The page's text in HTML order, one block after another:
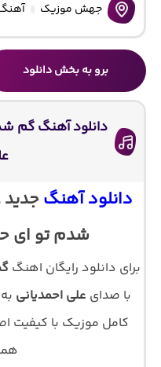
جهش موزیک
برو به بخش دانلود
دانلود آهنگ گم
دانلود آهنگجدید
شدم تو ای
برای دانلود رایگان اهنگ
با صدای علی احمدیانی
کامل موزیک با کیفیت اصلی 320 و